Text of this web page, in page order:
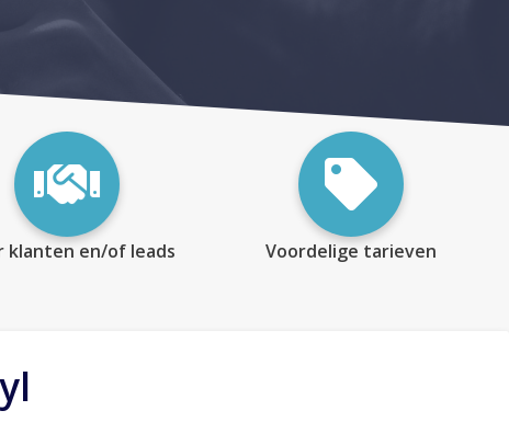
klanten en/of leads Voordelige tarieven